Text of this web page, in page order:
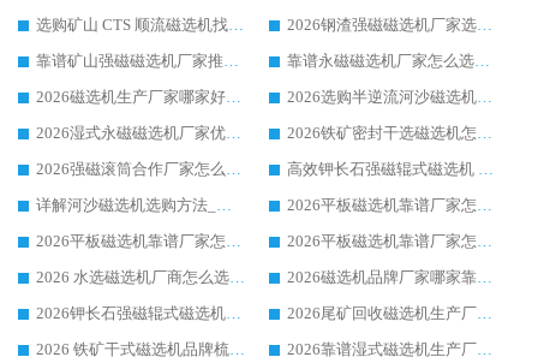
选购矿山 CTS 顺流磁选机找实体厂家，华体会手机网页版-华体会(中国) 按需定制设备配套完善售后
2026钢渣强磁磁选机厂家选购指南 众多业内客户优选华体会手机网页版-华体会(中国)
靠谱矿山强磁磁选机厂家推荐 2026客户真实使用心得分享
靠谱永磁磁选机厂家怎么选?福建客户真实体验分享华体会手机网页版-华体会(中国) 品牌
2026磁选机生产厂家哪家好?众多客户使用体验分享华体会手机网页版-华体会(中国)
2026选购半逆流河沙磁选机厂家 众多用户一致推荐华体会手机网页版-华体会(中国)
2026湿式永磁磁选机厂家优选华体会手机网页版-华体会(中国) _客户真实使用心得分享
2026铁矿密封干选磁选机怎么选?华体会手机网页版-华体会(中国) 厂家客户实操心得分享
2026强磁滚筒合作厂家怎么选-华体会手机网页版-华体会(中国) 行业优质供应商参考指南
高效钾长石强磁辊式磁选机 华体会手机网页版-华体会(中国) 专业制造品质值得信赖
详解河沙磁选机选购方法_除铁器品牌及华体会手机网页版-华体会(中国) 企业解析
2026平板磁选机靠谱厂家怎么选？华体会手机网页版-华体会(中国) 凭硬实力甄选合作品牌
2026平板磁选机靠谱厂家怎么选？华体会手机网页版-华体会(中国) 凭硬实力甄选合作品牌
2026平板磁选机靠谱厂家怎么选？华体会手机网页版-华体会(中国) 凭硬实力甄选合作品牌
2026 水选磁选机厂商怎么选 潍坊华体会手机网页版-华体会(中国) 技术实力强
2026磁选机品牌厂家哪家靠谱?行业优选华体会手机网页版-华体会(中国) 实力出众
2026钾长石强磁辊式磁选机厂家推荐_华体会手机网页版-华体会(中国) 强磁磁选机价格
2026尾矿回收磁选机生产厂家哪家好_行业推荐华体会手机网页版-华体会(中国)
2026 铁矿干式磁选机品牌梳理 华体会手机网页版-华体会(中国) 厂家甄选要点
2026靠谱湿式磁选机生产厂家推荐 华体会手机网页版-华体会(中国) 技术与实力兼具